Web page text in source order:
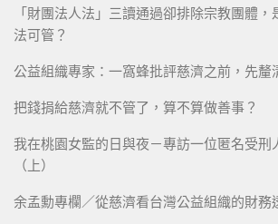
「財團法人法」三讀通過卻排除宗教團體
法可管？
公益組織專家：一窩蜂批評慈濟之前，先釐
把錢捐給慈濟就不管了，算不算做善事？
我在桃園女監的日與夜－專訪一位匿名受刑
（上）
余孟勳專欄／從慈濟看台灣公益組織的財務